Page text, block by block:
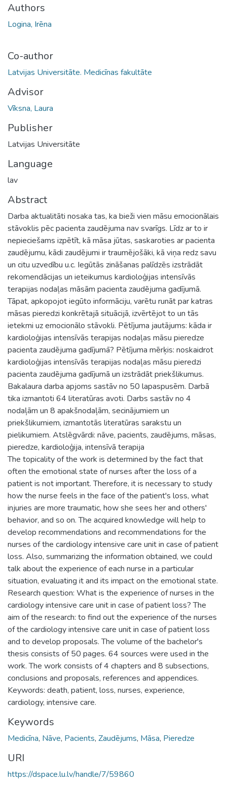
Authors
Logina, Irēna
Co-author
Latvijas Universitāte. Medicīnas fakultāte
Advisor
Vīksna, Laura
Publisher
Latvijas Universitāte
Language
lav
Abstract
Darba aktualitāti nosaka tas, ka bieži vien māsu emocionālais
stāvoklis pēc pacienta zaudējuma nav svarīgs. Līdz ar to ir
nepieciešams izpētīt, kā māsa jūtas, saskaroties ar pacienta
zaudējumu, kādi zaudējumi ir traumējošāki, kā viņa redz savu
un citu uzvedību u.c. Iegūtās zināšanas palīdzēs izstrādāt
rekomendācijas un ieteikumus kardioloģijas intensīvās
terapijas nodaļas māsām pacienta zaudējuma gadījumā.
Tāpat, apkopojot iegūto informāciju, varētu runāt par katras
māsas pieredzi konkrētajā situācijā, izvērtējot to un tās
ietekmi uz emocionālo stāvokli. Pētījuma jautājums: kāda ir
kardioloģijas intensīvās terapijas nodaļas māsu pieredze
pacienta zaudējuma gadījumā? Pētījuma mērķis: noskaidrot
kardioloģijas intensīvās terapijas nodaļas māsu pieredzi
pacienta zaudējuma gadījumā un izstrādāt priekšlikumus.
Bakalaura darba apjoms sastāv no 50 lapaspusēm. Darbā
tika izmantoti 64 literatūras avoti. Darbs sastāv no 4
nodaļām un 8 apakšnodaļām, secinājumiem un
priekšlikumiem, izmantotās literatūras sarakstu un
pielikumiem. Atslēgvārdi: nāve, pacients, zaudējums, māsas,
pieredze, kardioloģija, intensīvā terapija
The topicality of the work is determined by the fact that
often the emotional state of nurses after the loss of a
patient is not important. Therefore, it is necessary to study
how the nurse feels in the face of the patient's loss, what
injuries are more traumatic, how she sees her and others'
behavior, and so on. The acquired knowledge will help to
develop recommendations and recommendations for the
nurses of the cardiology intensive care unit in case of patient
loss. Also, summarizing the information obtained, we could
talk about the experience of each nurse in a particular
situation, evaluating it and its impact on the emotional state.
Research question: What is the experience of nurses in the
cardiology intensive care unit in case of patient loss? The
aim of the research: to find out the experience of the nurses
of the cardiology intensive care unit in case of patient loss
and to develop proposals. The volume of the bachelor's
thesis consists of 50 pages. 64 sources were used in the
work. The work consists of 4 chapters and 8 subsections,
conclusions and proposals, references and appendices.
Keywords: death, patient, loss, nurses, experience,
cardiology, intensive care.
Keywords
Medicīna, Nāve, Pacients, Zaudējums, Māsa, Pieredze
URI
https://dspace.lu.lv/handle/7/59860